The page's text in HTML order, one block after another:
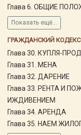
Глава 6. ОБЩИЕ
Показать ещё...
ГРАЖДАНСКИЙ КОДЕКС
Глава 30. КУПЛЯ-
Глава 31. МЕНА
Глава 32. ДАРЕНИЕ
Глава 33. РЕНТА И
ИЖДИВЕНИЕМ
Глава 34. АРЕНДА
Глава 35. НАЕМ